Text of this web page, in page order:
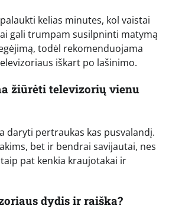
kelias minutes, kol vaistai
gali trumpam susilpninti matymą
todėl rekomenduojama
iškart po lašinimo.
žiūrėti televizorių vienu
daryti pertraukas kas pusvalandį.
bet ir bendrai savijautai, nes
pat kenkia kraujotakai ir
dydis ir raiška?